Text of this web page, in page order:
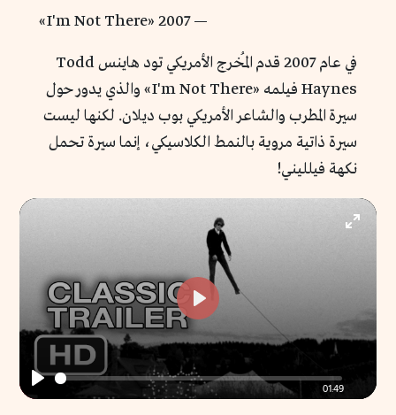
— I'm Not There» 2007»
في عام 2007 قدم المُخرج الأمريكي تود هاينس Todd
Haynes فيلمه «I'm Not There» والذي يدور حول
سيرة المطرب والشاعر الأمريكي بوب ديلان. لكنها ليست
سيرة ذاتية مروية بالنمط الكلاسيكي، إنما سيرة تحمل
نكهة فيلليني!
Play
01:49
Play